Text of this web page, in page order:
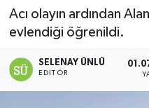
Acı olayın ardından
evlendiği öğrenildi.
SELENAY ÜNLÜ
EDITÖR